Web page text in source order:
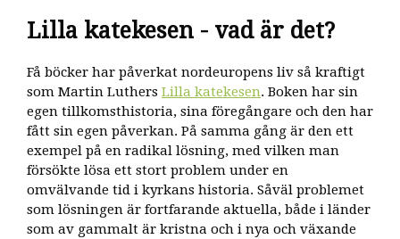
Lilla katekesen - vad är det?
Få böcker har påverkat nordeuropens liv så kraftigt
som Martin Luthers Lilla katekesen. Boken har sin
egen tillkomsthistoria, sina föregångare och den har
fått sin egen påverkan. På samma gång är den ett
exempel på en radikal lösning, med vilken man
försökte lösa ett stort problem under en
omvälvande tid i kyrkans historia. Såväl problemet
som lösningen är fortfarande aktuella, både i länder
som av gammalt är kristna och i nya och växande